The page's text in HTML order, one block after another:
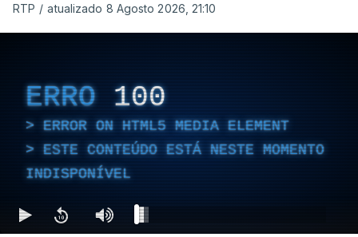
RTP / atualizado 8 Agosto 2026, 21:10
ERRO 100
ERROR ON HTML5 MEDIA ELEMENT
ESTE CONTEÚDO ESTÁ NESTE MOMENTO
INDISPONÍVEL